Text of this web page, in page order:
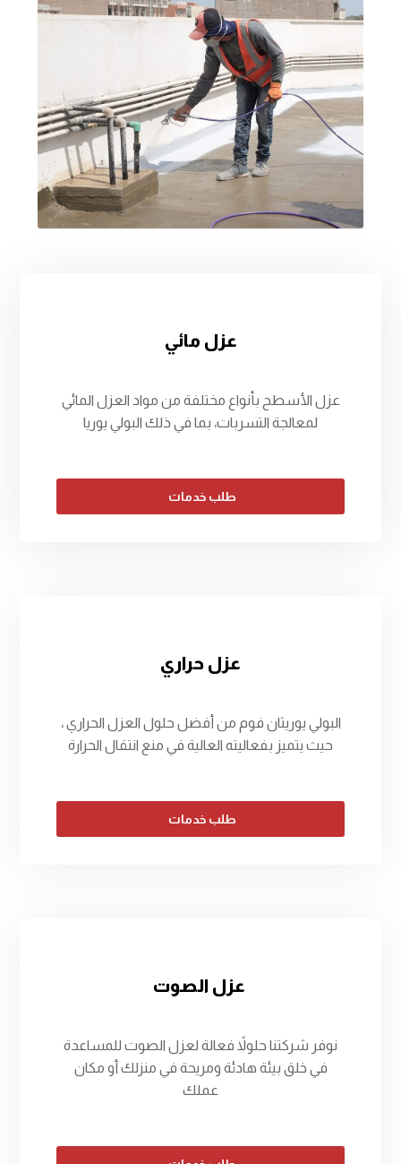
عزل مائي
عزل الأسطح بأنواع مختلفة من مواد العزل المائي
لمعالجة التسربات، بما في ذلك البولي يوريا
طلب خدمات
عزل حراري
البولي يوريثان فوم من أفضل حلول العزل الحراري ،
حيث يتميز بفعاليته العالية في منع انتقال الحرارة
طلب خدمات
عزل الصوت
نوفر شركتنا حلولاً فعالة لعزل الصوت للمساعدة
في خلق بيئة هادئة ومريحة في منزلك أو مكان
عملك